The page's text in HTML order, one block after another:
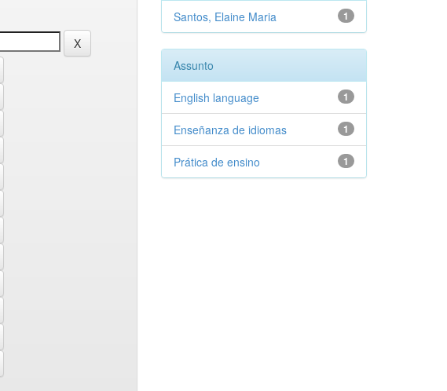
1
Santos, Elaine Maria
Assunto
1
English language
1
Enseñanza de idiomas
1
Prática de ensino